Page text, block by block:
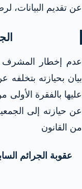
عن تقديم البيانات، لرصدها
عدم إخطار المشرف
بيان بحيازته بتخلفه
من القانون
عقوبة الجرائم